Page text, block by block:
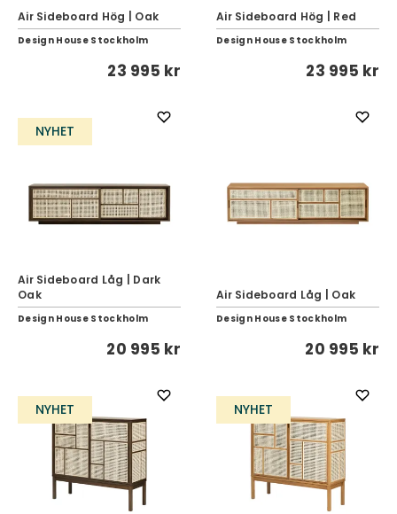
Air Sideboard Hög | Oak
Design House Stockholm
23 995 kr
Air Sideboard Hög | Red
Design House Stockholm
23 995 kr
NYHET
Air Sideboard Låg | Dark
Oak
Design House Stockholm
20 995 kr
Air Sideboard Låg | Oak
Design House Stockholm
20 995 kr
NYHET NYHET